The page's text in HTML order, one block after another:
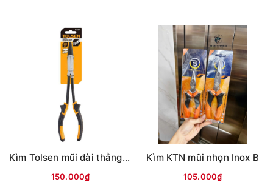
Kìm Tolsen mũi dài thẳng (280mm 11'') đen vàng
150.000₫
Kìm KTN mũi nhọn Inox B
105.000₫